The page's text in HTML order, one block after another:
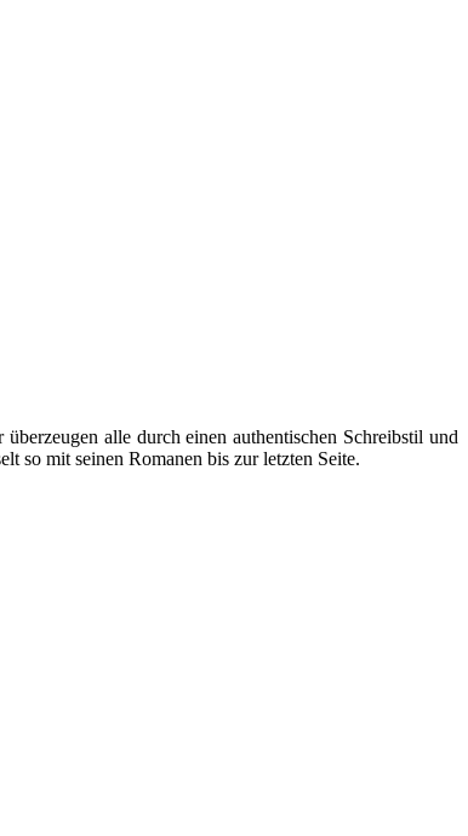
alle durch einen authentischen Schreibstil und
so mit seinen Romanen bis zur letzten Seite.